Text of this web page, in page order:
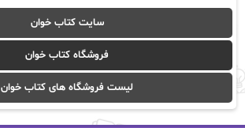
آوا موسوی آیدا (Aixi)
آیدا باقری آیسان صادقی
ا_اصغر زاده ا_اصغرزاده
اریک مورگنشترن از نیلوفر لاری
سایت کتاب خوان
فروشگاه کتاب خوان
لیست فروشگاه های کتاب خوان